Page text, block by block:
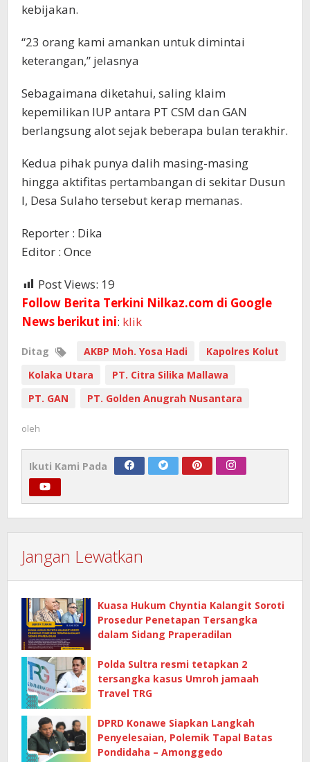
kebijakan.
“23 orang kami amankan untuk dimintai
keterangan,” jelasnya
Sebagaimana diketahui, saling klaim
kepemilikan IUP antara PT CSM dan GAN
berlangsung alot sejak beberapa bulan terakhir.
Kedua pihak punya dalih masing-masing
hingga aktifitas pertambangan di sekitar Dusun
I, Desa Sulaho tersebut kerap memanas.
Reporter : Dika
Editor : Once
Post Views: 19
Follow Berita Terkini Nilkaz.com di Google
News berikut ini: klik
Ditag AKBP Moh. Yosa Hadi
Kapolres Kolut
Kolaka Utara
PT. Citra Silika Mallawa
PT. GAN
PT. Golden Anugrah Nusantara
oleh
Ikuti Kami Pada
Jangan Lewatkan
Kuasa Hukum Chyntia Kalangit Soroti
Prosedur Penetapan Tersangka
dalam Sidang Praperadilan
Polda Sultra resmi tetapkan 2
tersangka kasus Umroh jamaah
Travel TRG
DPRD Konawe Siapkan Langkah
Penyelesaian, Polemik Tapal Batas
Pondidaha – Amonggedo